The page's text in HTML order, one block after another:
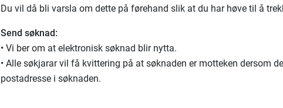
Du vil då bli varsla om dette på førehand slik at du har høve til å
Send søknad:
• Vi ber om at elektronisk søknad blir nytta.
• Alle søkjarar vil få kvittering på at søknaden er motteken dersom
postadresse i søknaden.